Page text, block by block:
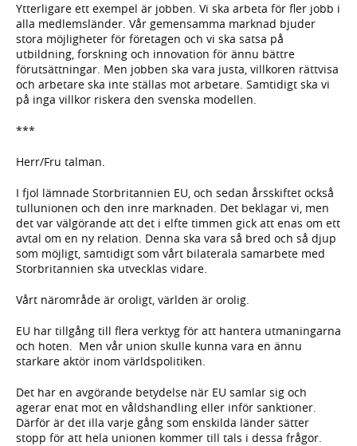
Ytterligare ett exempel är jobben. Vi ska arbeta för fler jobb i
alla medlemsländer. Vår gemensamma marknad bjuder
stora möjligheter för företagen och vi ska satsa på
utbildning, forskning och innovation för ännu bättre
förutsättningar. Men jobben ska vara justa, villkoren rättvisa
och arbetare ska inte ställas mot arbetare. Samtidigt ska vi
på inga villkor riskera den svenska modellen.
***
Herr/Fru talman.
I fjol lämnade Storbritannien EU, och sedan årsskiftet också
tullunionen och den inre marknaden. Det beklagar vi, men
det var välgörande att det i elfte timmen gick att enas om ett
avtal om en ny relation. Denna ska vara så bred och så djup
som möjligt, samtidigt som vårt bilaterala samarbete med
Storbritannien ska utvecklas vidare.
Vårt närområde är oroligt, världen är orolig.
EU har tillgång till flera verktyg för att hantera utmaningarna
och hoten. Men vår union skulle kunna vara en ännu
starkare aktör inom världspolitiken.
Det har en avgörande betydelse när EU samlar sig och
agerar enat mot en våldshandling eller inför sanktioner.
Därför är det illa varje gång som enskilda länder sätter
stopp för att hela unionen kommer till tals i dessa frågor.